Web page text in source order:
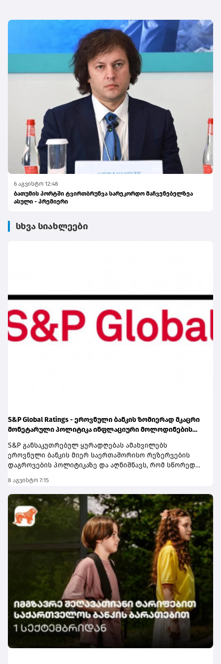
6 აგვისტო 12:48
ბათუმის პორტში ტვირთბრუნვა სარეკორდო მაჩვენებელზეა
ასული - პრემიერი
სხვა სიახლეები
S&P Global Ratings - ეროვნული ბანკის ზომიერად მკაცრი
მონეტარული პოლიტიკა ინფლაციური მოლოდინების
S&P განსაკუთრებულ ყურადღებას ამახვილებს
ეროვნული ბანკის მიერ საერთაშორისო რეზერვების
დაგროვების პოლიტიკაზე და აღნიშნავს, რომ სწორედ
წარმოადგენს პერსპექტივის გაუმჯობესების ერთ-ერთ
მთავარ ფაქტორს. სააგენტოს შეფასებით, რეზერვების
ზრდამ მნიშვნელოვნად გააძლიერა ქვეყნის საგარეო
ლიკვიდობის ბუფერები და შეამცირა გარე შოკებისადმი
მოწყვლადობა.ანგარიშში აღნიშნულია, რომ რეზერვების
დაგროვებას ხელი შეუწყო ქვეყნის საგარეო პოზიციის
გაუმჯობესებამ. კერძოდ, მიმდინარე ანგარიშის
დეფიციტი, რომელიც ათწლეულის წინ მშპ-ის 10%-ს
აღემატებოდა, 2025 წელს ისტორიულ მინიმუმამდე, 2.6%-
მდე, შემცირდა. ამასთან, გაგრძელდა ფინანსური
დოლარიზაციის შემცირების ტენდენცია. ამ ფაქტორებმა
კი ეროვნულ ბანკს უცხოური ვალუტის წმინდა
შესყიდვების გაგრძელების შესაძლებლობა მისცა.
შედეგად, 2026 წლის იანვარ-ივნისში წმინდა
შესყიდვებმა დაახლოებით 2.1 მილიარდი აშშ დოლარი
შეადგინა.S&P ასევე დადებითად აფასებს საქართველოს
ფისკალური და მონეტარული პოლიტიკის ჩარჩოებს და
8 აგვისტო 7:15